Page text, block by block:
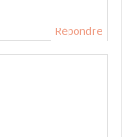
Répondre